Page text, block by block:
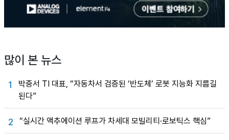
많이 본 뉴스
1
박중서 TI 대표, “자동차서 검증된 ‘반도체’ 로봇 지능화 지름길
된다”
2 “실시간 액추에이션 루프가 차세대 모빌리티·로보틱스 핵심”